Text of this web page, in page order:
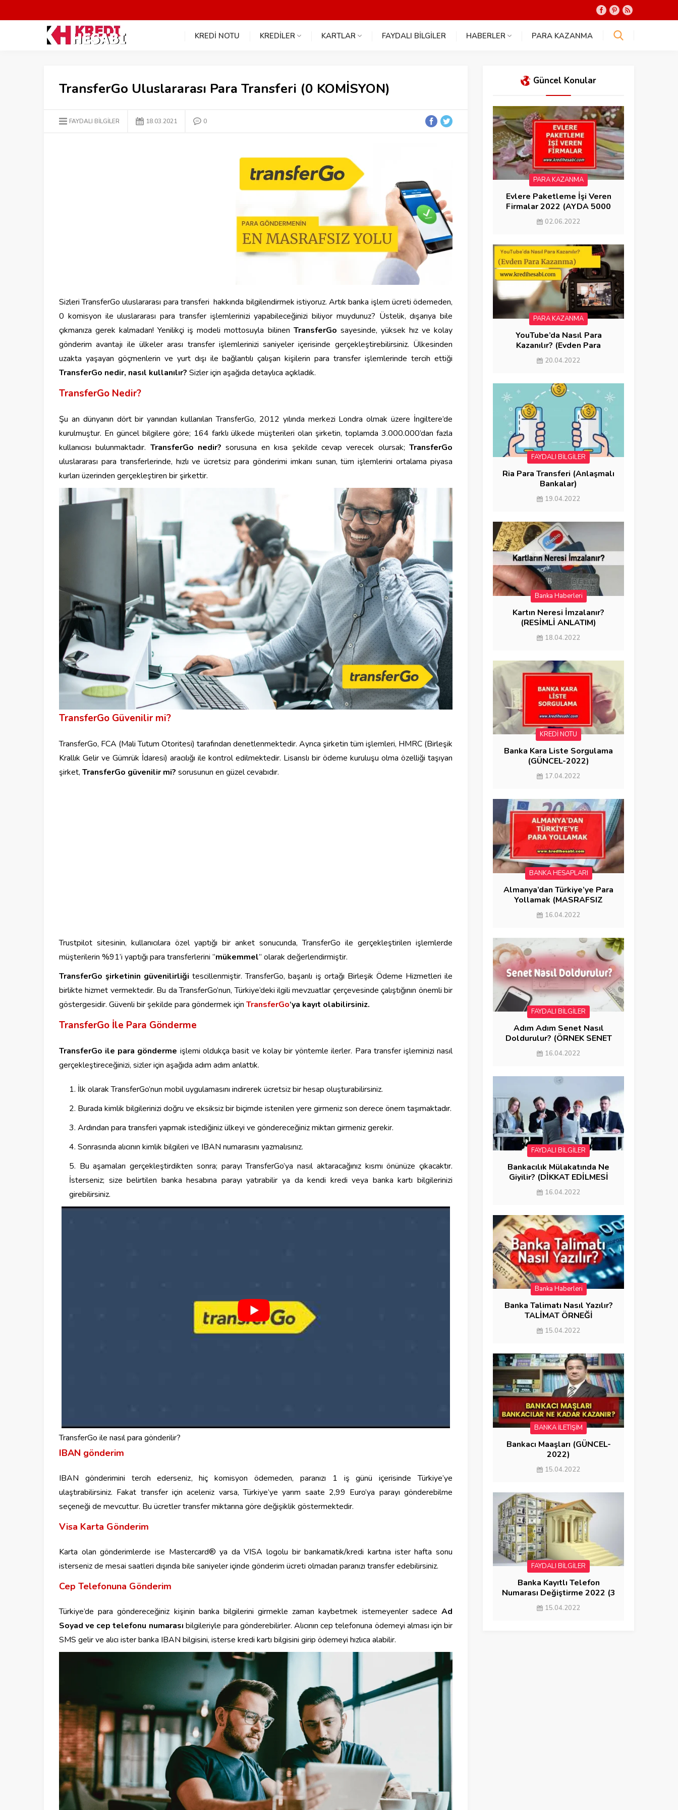
KREDİ NOTU KREDİLER KARTLAR FAYDALI BİLGİLER HABERLER PARA KAZANMA
TransferGo Uluslararası Para Transferi (0 KOMİSYON)
FAYDALI BİLGİLER 18.03.2021 0
Sizleri TransferGo uluslararası para transferi hakkında bilgilendirmek istiyoruz. Artık banka işlem ücreti ödemeden,
0 komisyon ile uluslararası para transfer işlemlerinizi yapabileceğinizi biliyor muydunuz? Üstelik, dışarıya bile
çıkmanıza gerek kalmadan! Yenilikçi iş modeli mottosuyla bilinen TransferGo sayesinde, yüksek hız ve kolay
gönderim avantajı ile ülkeler arası transfer işlemlerinizi saniyeler içerisinde gerçekleştirebilirsiniz. Ülkesinden
uzakta yaşayan göçmenlerin ve yurt dışı ile bağlantılı çalışan kişilerin para transfer işlemlerinde tercih ettiği
TransferGo nedir, nasıl kullanılır? Sizler için aşağıda detaylıca açıkladık.
TransferGo Nedir?
Şu an dünyanın dört bir yanından kullanılan TransferGo, 2012 yılında merkezi Londra olmak üzere İngiltere’de
kurulmuştur. En güncel bilgilere göre; 164 farklı ülkede müşterileri olan şirketin, toplamda 3.000.000’dan fazla
kullanıcısı bulunmaktadır. TransferGo nedir? sorusuna en kısa şekilde cevap verecek olursak;TransferGo
uluslararası para transferlerinde, hızlı ve ücretsiz para gönderimi imkanı sunan, tüm işlemlerini ortalama piyasa
kurları üzerinden gerçekleştiren bir şirkettir.
TransferGo Güvenilir mi?
TransferGo, FCA (Mali Tutum Otoritesi) tarafından denetlenmektedir. Ayrıca şirketin tüm işlemleri, HMRC (Birleşik
Krallık Gelir ve Gümrük İdaresi) aracılığı ile kontrol edilmektedir. Lisanslı bir ödeme kuruluşu olma özelliği taşıyan
şirket, TransferGo güvenilir mi? sorusunun en güzel cevabıdır.
Trustpilot sitesinin, kullanıcılara özel yaptığı bir anket sonucunda, TransferGo ile gerçekleştirilen işlemlerde
müşterilerin %91’i yaptığı para transferlerini ”mükemmel” olarak değerlendirmiştir.
TransferGo şirketinin güvenilirliği tescillenmiştir. TransferGo, başarılı iş ortağı Birleşik Ödeme Hizmetleri ile
birlikte hizmet vermektedir. Bu da TransferGo’nun, Türkiye’deki ilgili mevzuatlar çerçevesinde çalıştığının önemli bir
göstergesidir. Güvenli bir şekilde para göndermek için TransferGo‘ya kayıt olabilirsiniz.
TransferGo İle Para Gönderme
TransferGo ile para gönderme işlemi oldukça basit ve kolay bir yöntemle ilerler. Para transfer işleminizi nasıl
gerçekleştireceğinizi, sizler için aşağıda adım adım anlattık.
İlk olarak TransferGo’nun mobil uygulamasını indirerek ücretsiz bir hesap oluşturabilirsiniz.
Burada kimlik bilgilerinizi doğru ve eksiksiz bir biçimde istenilen yere girmeniz son derece önem taşımaktadır.
Ardından para transferi yapmak istediğiniz ülkeyi ve göndereceğiniz miktarı girmeniz gerekir.
Sonrasında alıcının kimlik bilgileri ve IBAN numarasını yazmalısınız.
Bu aşamaları gerçekleştirdikten sonra; parayı TransferGo’ya nasıl aktaracağınız kısmı önünüze çıkacaktır.
İsterseniz; size belirtilen banka hesabına parayı yatırabilir ya da kendi kredi veya banka kartı bilgilerinizi
girebilirsiniz.
TransferGo ile nasıl para gönderilir?
IBAN gönderim
IBAN gönderimini tercih ederseniz, hiç komisyon ödemeden, paranızı 1 iş günü içerisinde Türkiye’ye
ulaştırabilirsiniz. Fakat transfer için aceleniz varsa, Türkiye’ye yarım saate 2,99 Euro’ya parayı gönderebilme
seçeneği de mevcuttur. Bu ücretler transfer miktarına göre değişiklik göstermektedir.
Visa Karta Gönderim
Karta olan gönderimlerde ise Mastercard® ya da VISA logolu bir bankamatik/kredi kartına ister hafta sonu
isterseniz de mesai saatleri dışında bile saniyeler içinde gönderim ücreti olmadan paranızı transfer edebilirsiniz.
Cep Telefonuna Gönderim
Türkiye’de para göndereceğiniz kişinin banka bilgilerini girmekle zaman kaybetmek istemeyenler sadece Ad
Soyad ve cep telefonu numarası bilgileriyle para gönderebilirler. Alıcının cep telefonuna ödemeyi alması için bir
SMS gelir ve alıcı ister banka IBAN bilgisini, isterse kredi kartı bilgisini girip ödemeyi hızlıca alabilir.
Güncel Konular
PARA KAZANMA
Evlere Paketleme İşi Veren
Firmalar 2022 (AYDA 5000
KAZAN)
02.06.2022
PARA KAZANMA
YouTube’da Nasıl Para
Kazanılır? (Evden Para
Kazanma)
20.04.2022
FAYDALI BİLGİLER
Ria Para Transferi (Anlaşmalı
Bankalar)
19.04.2022
Banka Haberleri
FAYDALI BİLGİLER
Kartın Neresi İmzalanır?
(RESİMLİ ANLATIM)
18.04.2022
KREDİ NOTU
Banka Kara Liste Sorgulama
(GÜNCEL-2022)
17.04.2022
BANKA HESAPLARI
Almanya’dan Türkiye’ye Para
Yollamak (MASRAFSIZ
GÖNDERME)
16.04.2022
FAYDALI BİLGİLER
Adım Adım Senet Nasıl
Doldurulur? (ÖRNEK SENET
DOLDURMA)
16.04.2022
FAYDALI BİLGİLER
Bankacılık Mülakatında Ne
Giyilir? (DİKKAT EDİLMESİ
GEREKENLER)
16.04.2022
Banka Haberleri
Banka Talimatı Nasıl Yazılır?
TALİMAT ÖRNEĞİ
15.04.2022
BANKA İLETİŞİM
Bankacı Maaşları (GÜNCEL-
2022)
15.04.2022
FAYDALI BİLGİLER
Banka Kayıtlı Telefon
Numarası Değiştirme 2022 (3
YÖNTEM)
15.04.2022